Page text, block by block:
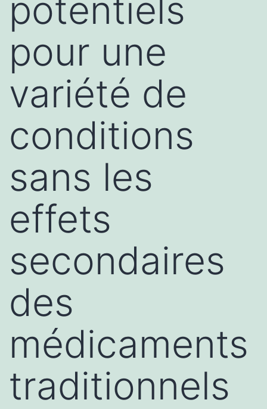
potentiels
pour une
variété de
conditions
sans les
effets
secondaires
des
médicaments
traditionnels